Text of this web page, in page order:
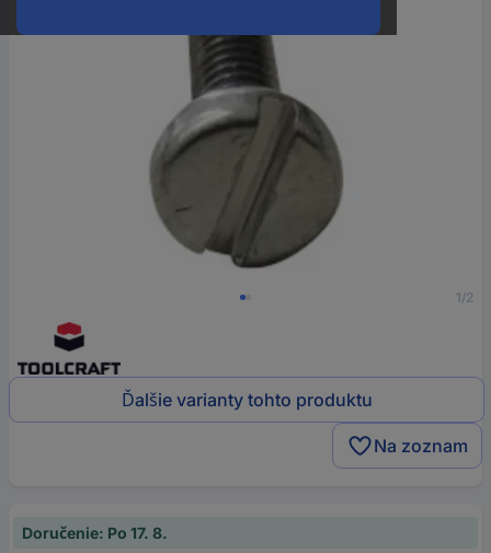
1/2
Ďalšie varianty tohto produktu
Na zoznam
Doručenie: Po 17. 8.